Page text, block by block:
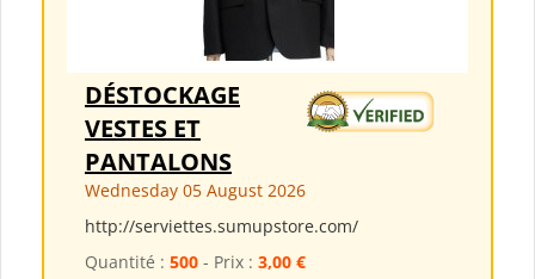
DÉSTOCKAGE
VESTES ET
PANTALONS
Wednesday 05 August 2026
http://serviettes.sumupstore.com/
Quantité : 500 - Prix : 3,00 €